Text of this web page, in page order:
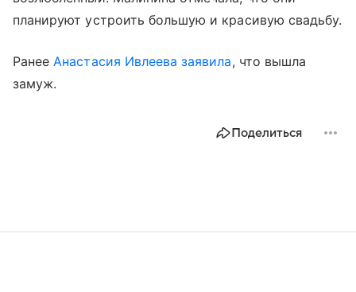
планируют устроить большую и красивую свадьбу.
Ранее Анастасия Ивлеева заявила, что вышла
замуж.
Поделиться